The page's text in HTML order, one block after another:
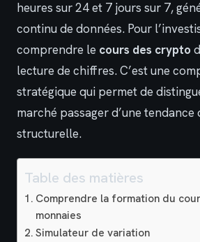
heures sur 24 et 7 jours sur 7,
continu de données. Pour
comprendre le cours des crypto
lecture de chiffres. C’est une
stratégique qui permet de
marché passager d’une tendance
structurelle.
Table des matières
Comprendre la formation du
monnaies
Simulateur de variation